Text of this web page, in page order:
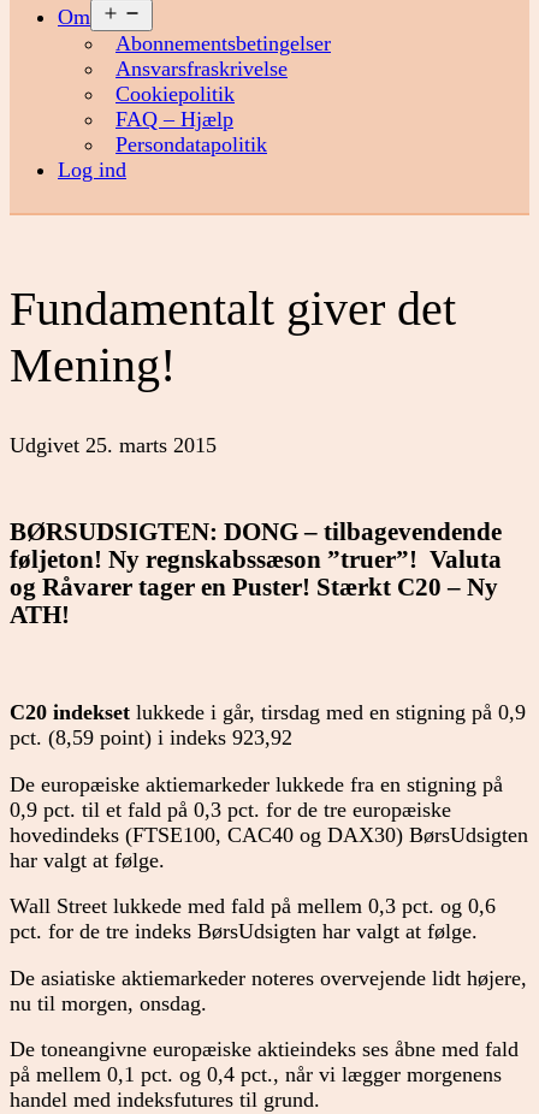
Om
menu
Abonnementsbetingelser
Ansvarsfraskrivelse
Cookiepolitik
FAQ – Hjælp
Persondatapolitik
Log ind
Fundamentalt giver det
Mening!
Udgivet 25. marts 2015
BØRSUDSIGTEN: DONG – tilbagevendende
føljeton! Ny regnskabssæson ”truer”! Valuta
og Råvarer tager en Puster! Stærkt C20 – Ny
ATH!
C20 indekset lukkede i går, tirsdag med en stigning på 0,9
pct. (8,59 point) i indeks 923,92
De europæiske aktiemarkeder lukkede fra en stigning på
0,9 pct. til et fald på 0,3 pct. for de tre europæiske
hovedindeks (FTSE100, CAC40 og DAX30) BørsUdsigten
har valgt at følge.
Wall Street lukkede med fald på mellem 0,3 pct. og 0,6
pct. for de tre indeks BørsUdsigten har valgt at følge.
De asiatiske aktiemarkeder noteres overvejende lidt højere,
nu til morgen, onsdag.
De toneangivne europæiske aktieindeks ses åbne med fald
på mellem 0,1 pct. og 0,4 pct., når vi lægger morgenens
handel med indeksfutures til grund.